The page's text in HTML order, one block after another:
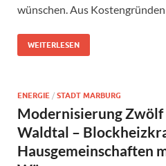
wünschen. Aus
WEITERLESEN
ENERGIE / STADT MARBURG
Modernisierung Zwölf
Waldtal –
Hausgemeinschaften